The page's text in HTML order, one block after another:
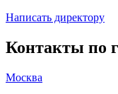
Написать директору
Контакты по
Москва